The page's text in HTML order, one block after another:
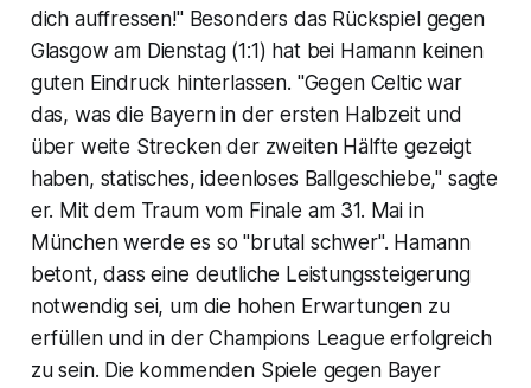
dich auffressen!" Besonders das Rückspiel gegen
Glasgow am Dienstag (1:1) hat bei Hamann keinen
guten Eindruck hinterlassen. "Gegen Celtic war
das, was die Bayern in der ersten Halbzeit und
über weite Strecken der zweiten Hälfte gezeigt
haben, statisches, ideenloses Ballgeschiebe," sagte
er. Mit dem Traum vom Finale am 31. Mai in
München werde es so "brutal schwer". Hamann
betont, dass eine deutliche Leistungssteigerung
notwendig sei, um die hohen Erwartungen zu
erfüllen und in der Champions League erfolgreich
zu sein. Die kommenden Spiele gegen Bayer